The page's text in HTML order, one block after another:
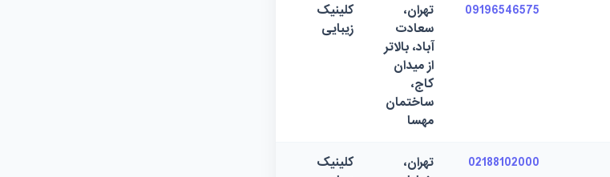
09196546575
تهران،
سعادت
آباد، بالاتر
از میدان
کاج،
ساختمان
مهسا
کلینیک
زیبایی
02188102000
تهران،
کلینیک